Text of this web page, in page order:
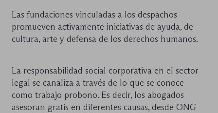
Las fundaciones vinculadas a los despachos
promueven activamente iniciativas de ayuda, de
cultura, arte y defensa de los derechos humanos.
La responsabilidad social corporativa en el sector
legal se canaliza a través de lo que se conoce
como trabajo probono. Es decir, los abogados
asesoran gratis en diferentes causas, desde ONG